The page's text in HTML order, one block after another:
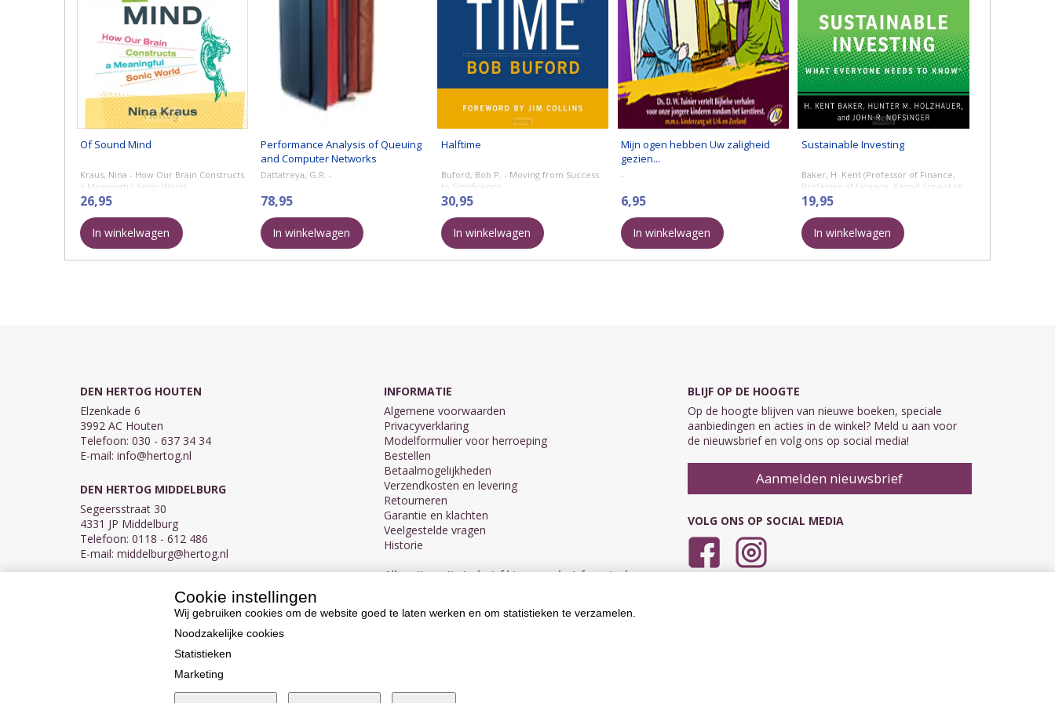
Of Sound Mind
Kraus, Nina - How Our Brain Constructs
a Meaningful Sonic World
26,95
In winkelwagen
Performance Analysis of Queuing
and Computer Networks
Dattatreya, G.R. -
78,95
In winkelwagen
Halftime
Buford, Bob P. - Moving from Success
to Significance
30,95
In winkelwagen
Mijn ogen hebben Uw zaligheid
gezien...
-
6,95
In winkelwagen
Sustainable Investing
Baker, H. Kent (Professor of Finance,
Professor of Finance, Kogod School of
Business, American University) - What
Everyone Needs to Know
19,95
In winkelwagen
DEN HERTOG HOUTEN
Elzenkade 6
3992 AC Houten
Telefoon: 030 - 637 34 34
E-mail: info@hertog.nl
DEN HERTOG MIDDELBURG
Segeersstraat 30
4331 JP Middelburg
Telefoon: 0118 - 612 486
E-mail: middelburg@hertog.nl
BTW NL007450242B03
INFORMATIE
Algemene voorwaarden
Privacyverklaring
Modelformulier voor herroeping
Bestellen
Betaalmogelijkheden
Verzendkosten en levering
Retourneren
Garantie en klachten
Veelgestelde vragen
Historie
Alle prijzen zijn inclusief btw en exclusief eventuele
BLIJF OP DE HOOGTE
Op de hoogte blijven van nieuwe boeken, speciale
aanbiedingen en acties in de winkel? Meld u aan voor
de nieuwsbrief en volg ons op social media!
Aanmelden nieuwsbrief
VOLG ONS OP SOCIAL MEDIA
Cookie instellingen
Wij gebruiken cookies om de website goed te laten werken en om statistieken te verzamelen.
Noodzakelijke cookies
Statistieken
Marketing